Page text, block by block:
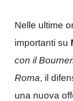
Nelle ultime
importanti su
con il
Roma, il
una nuova